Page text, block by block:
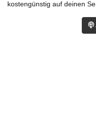
kostengünstig auf deinen